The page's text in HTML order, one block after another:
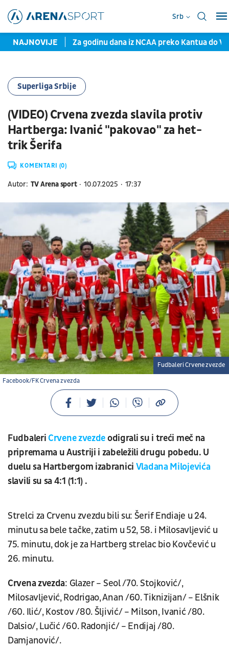
Srb
NAJNOVIJE
Partizana Za godinu dana iz NCAA preko Kantua do
Superliga Srbije
(VIDEO) Crvena zvezda slavila protiv
Hartberga: Ivanić "pakovao" za het-
trik Šerifa
KOMENTARI (0)
Autor: TV Arena sport 10.07.2025 17:37
Facebook/FK Crvena zvezda
Fudbaleri Crvene zvezde
FudbaleriCrvene zvezdeodigrali su i treći meč na
pripremama u Austriji i zabeležili drugu pobedu. U
duelu sa Hartbergom izabranici Vladana Milojevića
slavili su sa 4:1 (1:1) .
Strelci za Crvenu zvezdu bili su: Šerif Endiaje u 24.
minutu sa bele tačke, zatim u 52, 58. i Milosavljević u
75. minutu, dok je za Hartberg strelac bio Kovčević u
26. minutu.
Crvena zvezda: Glazer – Seol /70. Stojković/,
Milosavljević, Rodrigao, Anan /60. Tiknizijan/ – Elšnik
/60. Ilić/, Kostov /80. Šljivić/ – Milson, Ivanić /80.
Dalsio/, Lučić /60. Radonjić/ – Endijaj /80.
Damjanović/.